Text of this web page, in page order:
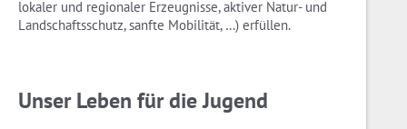
lokaler und regionaler Erzeugnisse, aktiver Natur- und
Landschaftsschutz, sanfte Mobilität, …) erfüllen.
Unser Leben für die Jugend